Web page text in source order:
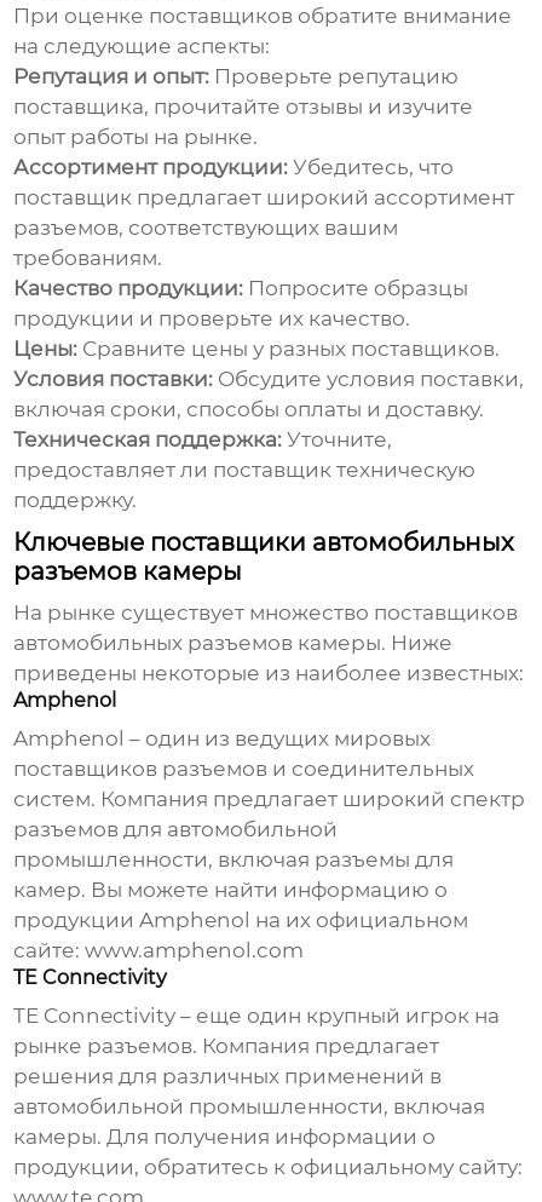
При оценке поставщиков обратите внимание
на следующие аспекты:
Репутация и опыт: Проверьте репутацию
поставщика, прочитайте отзывы и изучите
опыт работы на рынке.
Ассортимент продукции: Убедитесь, что
поставщик предлагает широкий ассортимент
разъемов, соответствующих вашим
требованиям.
Качество продукции: Попросите образцы
продукции и проверьте их качество.
Цены: Сравните цены у разных поставщиков.
Условия поставки: Обсудите условия поставки,
включая сроки, способы оплаты и доставку.
Техническая поддержка: Уточните,
предоставляет ли поставщик техническую
поддержку.
Ключевые поставщики автомобильных
разъемов камеры
На рынке существует множество поставщиков
автомобильных разъемов камеры. Ниже
приведены некоторые из наиболее известных:
Amphenol
Amphenol – один из ведущих мировых
поставщиков разъемов и соединительных
систем. Компания предлагает широкий спектр
разъемов для автомобильной
промышленности, включая разъемы для
камер. Вы можете найти информацию о
продукции Amphenol на их официальном
сайте:www.amphenol.com
TE Connectivity
TE Connectivity – еще один крупный игрок на
рынке разъемов. Компания предлагает
решения для различных применений в
автомобильной промышленности, включая
камеры. Для получения информации о
продукции, обратитесь к официальному сайту: